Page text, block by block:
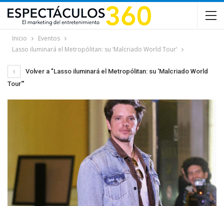
Inicio
Eventos
Lasso iluminará el Metropólitan: su ‘Malcriado World Tour’
Volver a "Lasso iluminará el Metropólitan: su ‘Malcriado World
Tour’"